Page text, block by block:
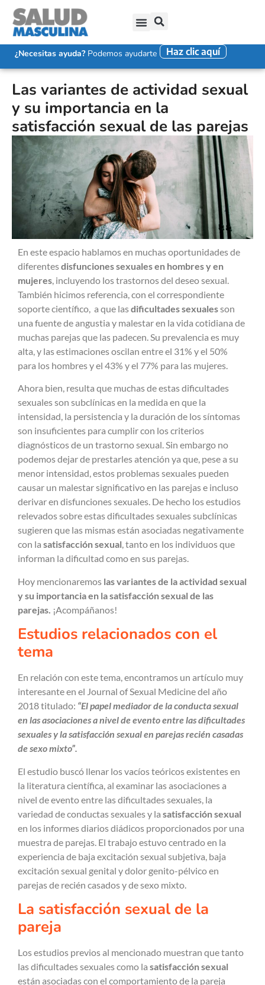
¿Necesitas ayuda?Podemos ayudarte Haz clic aquí
Las variantes de actividad sexual
y su importancia en la
satisfacción sexual de las parejas
En este espacio hablamos en muchas oportunidades de
diferentesdisfunciones sexuales en hombres y en
mujeres, incluyendo los trastornos del deseo sexual.
También hicimos referencia, con el correspondiente
soporte científico, a que lasdificultades sexualesson
una fuente de angustia y malestar en la vida cotidiana de
muchas parejas que las padecen. Su prevalencia es muy
alta, y las estimaciones oscilan entre el 31% y el 50%
para los hombres y el 43% y el 77% para las mujeres.
Ahora bien, resulta que muchas de estas dificultades
sexuales son subclínicas en la medida en que la
intensidad, la persistencia y la duración de los síntomas
son insuficientes para cumplir con los criterios
diagnósticos de un trastorno sexual. Sin embargo no
podemos dejar de prestarles atención ya que, pese a su
menor intensidad, estos problemas sexuales pueden
causar un malestar significativo en las parejas e incluso
derivar en disfunciones sexuales. De hecho los estudios
relevados sobre estas dificultades sexuales subclínicas
sugieren que las mismas están asociadas negativamente
con la satisfacción sexual, tanto en los individuos que
informan la dificultad como en sus parejas.
Hoy mencionaremos las variantes de la actividad sexual
y su importancia en la satisfacción sexual de las
parejas. ¡Acompáñanos!
Estudios relacionados con el
tema
En relación con este tema, encontramos un artículo muy
interesante en el Journal of Sexual Medicine del año
2018 titulado: “El papel mediador de la conducta sexual
en las asociaciones a nivel de evento entre las dificultades
sexuales y la satisfacción sexual en parejas recién casadas
de sexo mixto”.
El estudio buscó llenar los vacíos teóricos existentes en
la literatura científica, al examinar las asociaciones a
nivel de evento entre las dificultades sexuales, la
variedad de conductas sexuales y la satisfacción sexual
en los informes diarios diádicos proporcionados por una
muestra de parejas. El trabajo estuvo centrado en la
experiencia de baja excitación sexual subjetiva, baja
excitación sexual genital y dolor genito-pélvico en
parejas de recién casados ​​y de sexo mixto.
La satisfacción sexual de la
pareja
Los estudios previos al mencionado muestran que tanto
las dificultades sexuales como la satisfacción sexual
están asociadas con el comportamiento de la pareja